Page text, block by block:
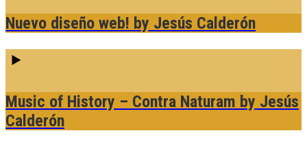
Nuevo diseño web! by Jesús Calderón
Music of History – Contra Naturam by Jesús
Calderón